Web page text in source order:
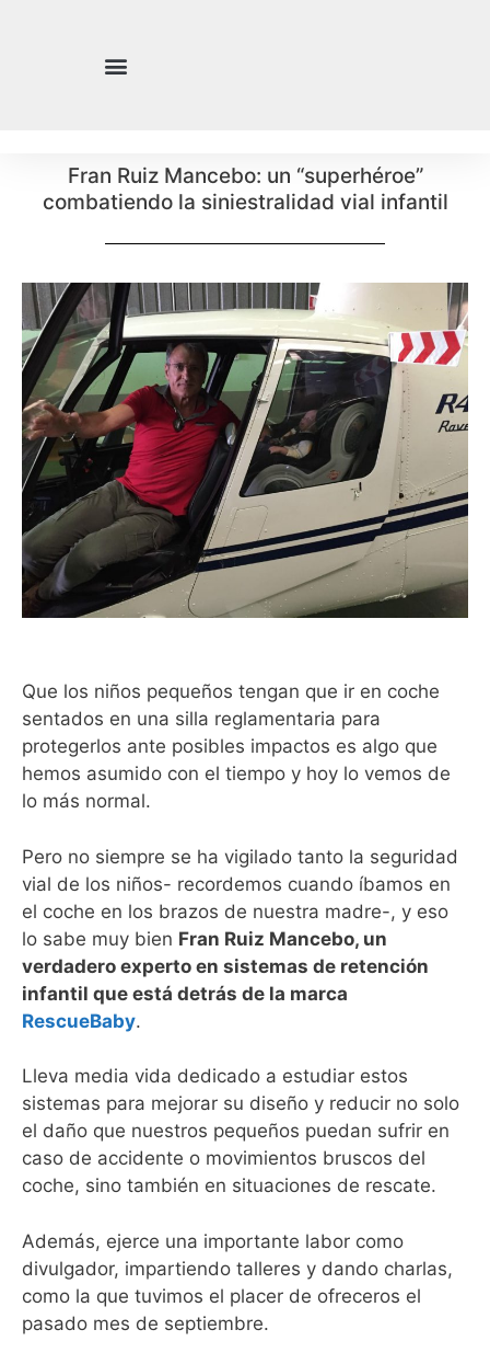
Fran Ruiz Mancebo: un “superhéroe”
combatiendo la siniestralidad vial infantil
Que los niños pequeños tengan que ir en coche
sentados en una silla reglamentaria para
protegerlos ante posibles impactos es algo que
hemos asumido con el tiempo y hoy lo vemos de
lo más normal.
Pero no siempre se ha vigilado tanto la seguridad
vial de los niños- recordemos cuando íbamos en
el coche en los brazos de nuestra madre-, y eso
lo sabe muy bien Fran Ruiz Mancebo, un
verdadero experto en sistemas de retención
infantil que está detrás de la marca
RescueBaby.
Lleva media vida dedicado a estudiar estos
sistemas para mejorar su diseño y reducir no solo
el daño que nuestros pequeños puedan sufrir en
caso de accidente o movimientos bruscos del
coche, sino también en situaciones de rescate.
Además, ejerce una importante labor como
divulgador, impartiendo talleres y dando charlas,
como la que tuvimos el placer de ofreceros el
pasado mes de septiembre.